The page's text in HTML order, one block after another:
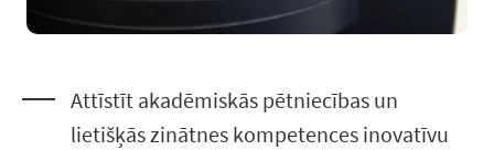
Attīstīt akadēmiskās pētniecības un
lietišķās zinātnes kompetences inovatīvu